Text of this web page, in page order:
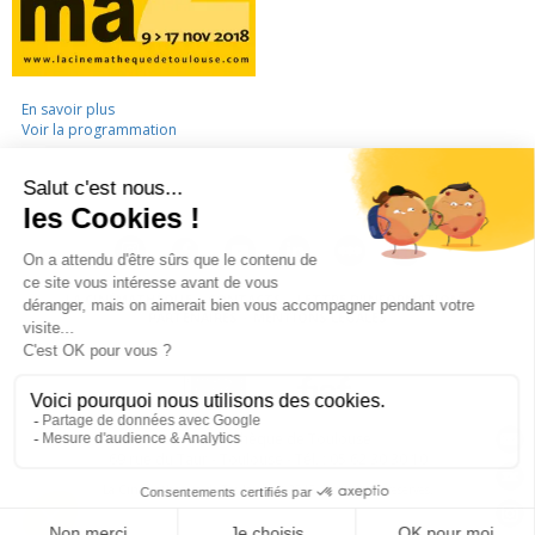
En savoir plus
Voir la programmation
LA CINÉMATHÈQUE · CONTACTS · LETTRE D'INFORMATION ·
MENTIONS LÉGALES
La Cinémathèque de Toulouse
La Cinémathèque de Toulouse © 2015. Tous droits réservés.